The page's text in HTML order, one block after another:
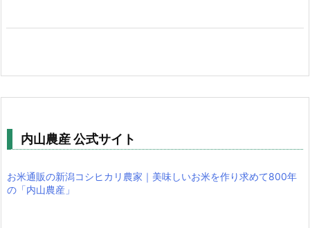
内山農産 公式サイト
お米通販の新潟コシヒカリ農家｜美味しいお米を作り求めて800年
の「内山農産」